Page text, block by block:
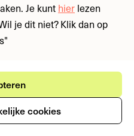
Je kunt hier lezen
je dit niet? Klik dan op
cookies